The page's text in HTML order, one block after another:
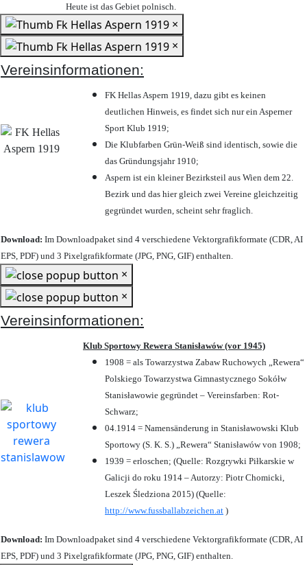
Heute ist das Gebiet polnisch.
×
×
Vereinsinformationen:
FK Hellas Aspern 1919, dazu gibt es keinen
deutlichen Hinweis, es findet sich nur ein Asperner
Sport Klub 1919;
Die Klubfarben Grün-Weiß sind identisch, sowie die
das Gründungsjahr 1910;
Aspern ist ein kleiner Bezirksteil aus Wien dem 22.
Bezirk und das hier gleich zwei Vereine gleichzeitig
gegründet wurden, scheint sehr fraglich.
Download: Im Downloadpaket sind 4 verschiedene Vektorgrafikformate (CDR, AI
EPS, PDF) und 3 Pixelgrafikformate (JPG, PNG, GIF) enthalten.
×
×
Vereinsinformationen:
Klub Sportowy Rewera Stanisławów (vor 1945)
1908 = als Towarzystwa Zabaw Ruchowych „Rewera“
Polskiego Towarzystwa Gimnastycznego Sokółw
Stanisławowie gegründet – Vereinsfarben: Rot-
Schwarz;
04.1914 = Namensänderung in Stanisławowski Klub
Sportowy (S. K. S.) „Rewera“ Stanisławów von 1908;
1939 = erloschen; (Quelle: Rozgrywki Piłkarskie w
Galicji do roku 1914 – Autorzy: Piotr Chomicki,
Leszek Śledziona 2015) (Quelle:
http://www.fussballabzeichen.at )
Download: Im Downloadpaket sind 4 verschiedene Vektorgrafikformate (CDR, AI
EPS, PDF) und 3 Pixelgrafikformate (JPG, PNG, GIF) enthalten.